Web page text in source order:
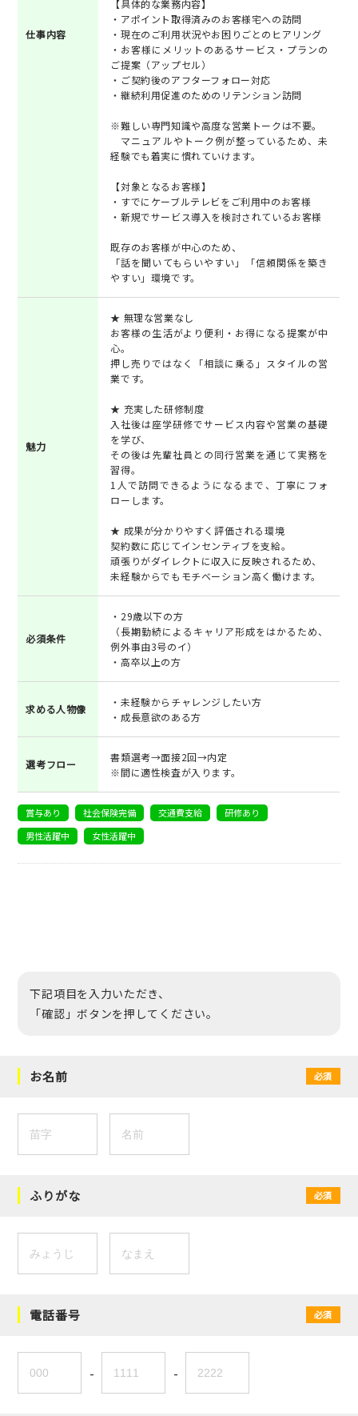
仕事内容
【具体的な業務内容】
・アポイント取得済みのお客様宅への訪問
・現在のご利用状況やお困りごとのヒアリング
・お客様にメリットのあるサービス・プランの
ご提案（アップセル）
・ご契約後のアフターフォロー対応
・継続利用促進のためのリテンション訪問
※難しい専門知識や高度な営業トークは不要。
マニュアルやトーク例が整っているため、未
経験でも着実に慣れていけます。
【対象となるお客様】
・すでにケーブルテレビをご利用中のお客様
・新規でサービス導入を検討されているお客様
既存のお客様が中心のため、
「話を聞いてもらいやすい」「信頼関係を築き
やすい」環境です。
魅力
★ 無理な営業なし
お客様の生活がより便利・お得になる提案が中
心。
押し売りではなく「相談に乗る」スタイルの営
業です。
★ 充実した研修制度
入社後は座学研修でサービス内容や営業の基礎
を学び、
その後は先輩社員との同行営業を通じて実務を
習得。
1人で訪問できるようになるまで、丁寧にフォ
ローします。
★ 成果が分かりやすく評価される環境
契約数に応じてインセンティブを支給。
頑張りがダイレクトに収入に反映されるため、
未経験からでもモチベーション高く働けます。
必須条件
・29歳以下の方
（長期勤続によるキャリア形成をはかるため、
例外事由3号のイ）
・高卒以上の方
求める人物像
・未経験からチャレンジしたい方
・成長意欲のある方
選考フロー
書類選考→面接2回→内定
※間に適性検査が入ります。
賞与あり 社会保険完備 交通費支給
研修あり
男性活躍中
女性活躍中
下記項目を入力いただき、
「確認」ボタンを押してください。
お名前 必須
ふりがな 必須
電話番号 必須
- -